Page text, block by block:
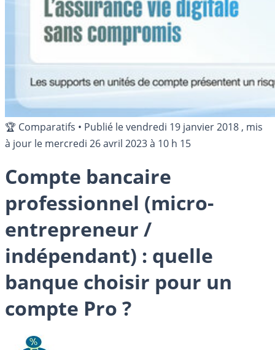
🏆 Comparatifs • Publié levendredi 19 janvier 2018 , mis
à jour le mercredi 26 avril 2023 à 10 h 15
Compte bancaire
professionnel (micro-
entrepreneur /
indépendant) : quelle
banque choisir pour un
compte Pro ?